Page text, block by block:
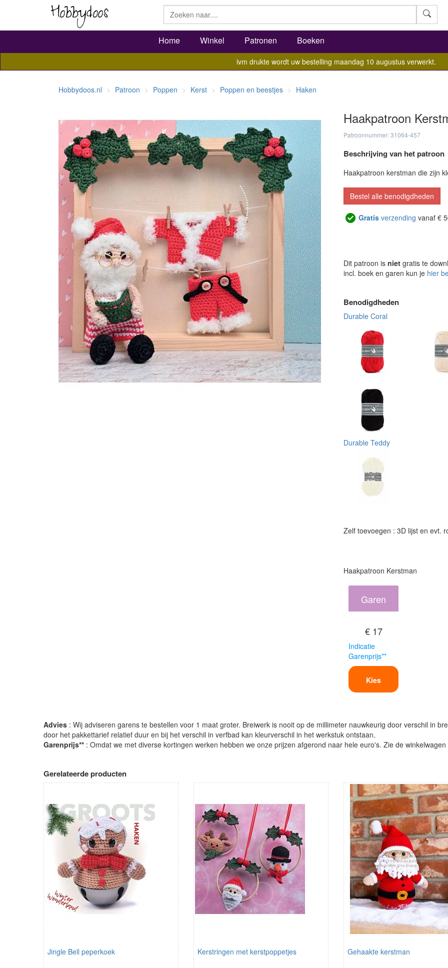
Home Winkel Patronen Boeken
ivm drukte wordt uw bestelling maandag 10 augustus verwerkt.
Hobbydoos.nl Patroon Poppen Kerst Poppen en beestjes Haken
Haakpatroon
Patroonnummer: 31064-457
Beschrijving van het patroon
Haakpatroon kerstman die zijn
Bestel alle benodigdheden
Gratis verzending vanaf €
Dit patroon is niet gratis te
incl. boek en garen kun je hier
Benodigdheden
Durable Coral
Durable Teddy
Zelf toevoegen : 3D lijst en evt.
Haakpatroon Kerstman
Garen
€ 17
Indicatie
Garenprijs**
Kies
Advies : Wij adviseren garens te bestellen voor 1 maat groter. Breiwerk is nooit op de millimeter nauwkeurig door verschil in
door het pakkettarief relatief duur en bij het verschil in verfbad kan kleurverschil in het werkstuk ontstaan.
Garenprijs** : Omdat we met diverse kortingen werken hebben we onze prijzen afgerond naar hele euro's. Zie de
Gerelateerde producten
Jingle Bell peperkoek Kerstringen met kerstpoppetjes Gehaakte kerstman